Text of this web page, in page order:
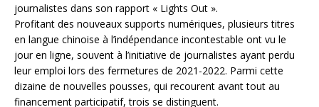
journalistes dans son rapport « Lights Out ».
Profitant des nouveaux supports numériques, plusieurs titres
en langue chinoise à l’indépendance incontestable ont vu le
jour en ligne, souvent à l’initiative de journalistes ayant perdu
leur emploi lors des fermetures de 2021-2022. Parmi cette
dizaine de nouvelles pousses, qui recourent avant tout au
financement participatif, trois se distinguent.